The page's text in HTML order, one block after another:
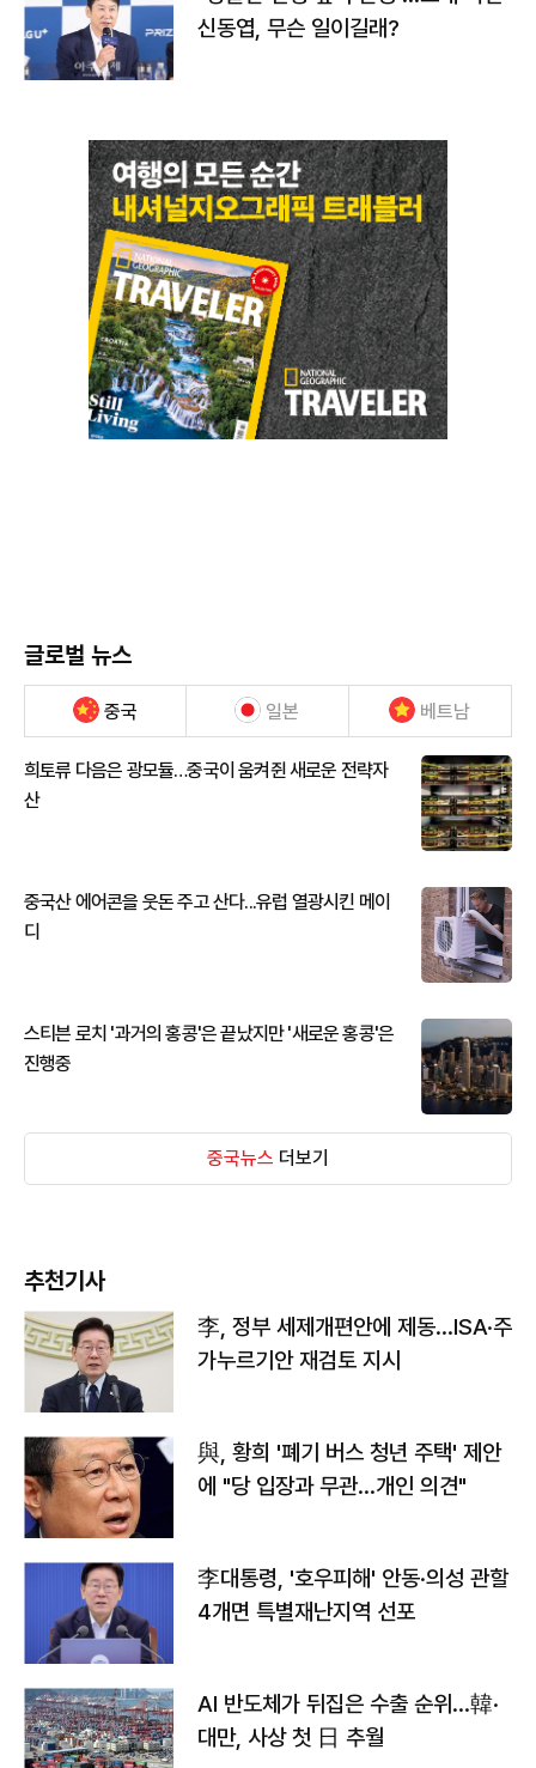
신동엽, 무슨 일이길래?
글로벌 뉴스
중국 일본 베트남
희토류 다음은 광모듈…중국이 움켜쥔 새로운 전략자
산
중국산 에어콘을 웃돈 주고 산다...유럽 열광시킨 메이
디
스티븐 로치 '과거의 홍콩'은 끝났지만 '새로운 홍콩'은
진행중
중국뉴스 더보기
추천기사
李, 정부 세제개편안에 제동…ISA·주
가누르기안 재검토 지시
與, 황희 '폐기 버스 청년 주택' 제안
에 "당 입장과 무관…개인 의견"
李대통령, '호우피해' 안동·의성 관할
4개면 특별재난지역 선포
AI 반도체가 뒤집은 수출 순위…韓·
대만, 사상 첫 日 추월